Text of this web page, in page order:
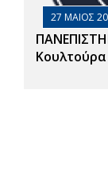
27 ΜΑΙΟΣ